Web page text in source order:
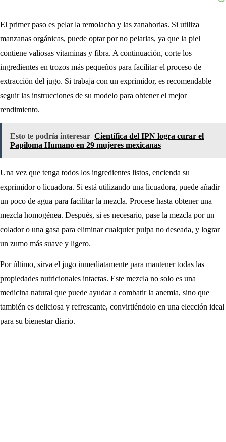
El primer paso es pelar la remolacha y las zanahorias. Si utiliza
manzanas orgánicas, puede optar por no pelarlas, ya que la piel
contiene valiosas vitaminas y fibra. A continuación, corte los
ingredientes en trozos más pequeños para facilitar el proceso de
extracción del jugo. Si trabaja con un exprimidor, es recomendable
seguir las instrucciones de su modelo para obtener el mejor
rendimiento.
Esto te podría interesar Científica del IPN logra curar el
Papiloma Humano en 29 mujeres mexicanas
Una vez que tenga todos los ingredientes listos, encienda su
exprimidor o licuadora. Si está utilizando una licuadora, puede añadir
un poco de agua para facilitar la mezcla. Procese hasta obtener una
mezcla homogénea. Después, si es necesario, pase la mezcla por un
colador o una gasa para eliminar cualquier pulpa no deseada, y lograr
un zumo más suave y ligero.
Por último, sirva el jugo inmediatamente para mantener todas las
propiedades nutricionales intactas. Este mezcla no solo es una
medicina natural que puede ayudar a combatir la anemia, sino que
también es deliciosa y refrescante, convirtiéndolo en una elección ideal
para su bienestar diario.